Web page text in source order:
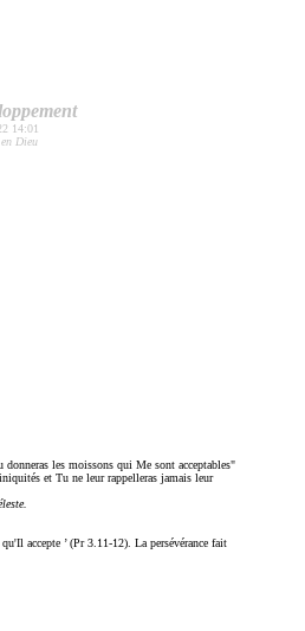
14:01
Dieu
les moissons qui Me sont acceptables"
et Tu ne leur rappelleras jamais leur
accepte ’ (Pr 3.11-12). La persévérance fait